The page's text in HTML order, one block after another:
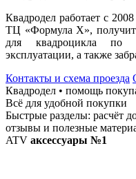
Квадродел работает с
ТЦ «Формула Х»,
для квадроцикла по
эксплуатации, а также
Контакты и схема проезда
Квадродел • помощь
Всё для удобной покупки
Быстрые разделы: расчёт
отзывы и полезные
ATV аксессуары №1